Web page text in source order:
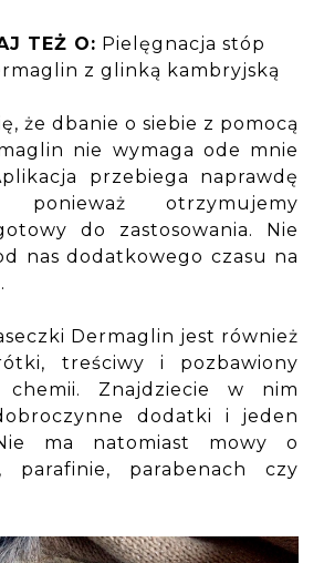
TEŻ O: Pielęgnacja stóp
z glinką kambryjską
że dbanie o siebie z pomocą
nie wymaga ode mnie
przebiega naprawdę
ponieważ otrzymujemy
do zastosowania. Nie
nas dodatkowego czasu na
Dermaglin jest również
treściwy i pozbawiony
chemii. Znajdziecie w nim
dodatki i jeden
ma natomiast mowy o
parafinie, parabenach czy